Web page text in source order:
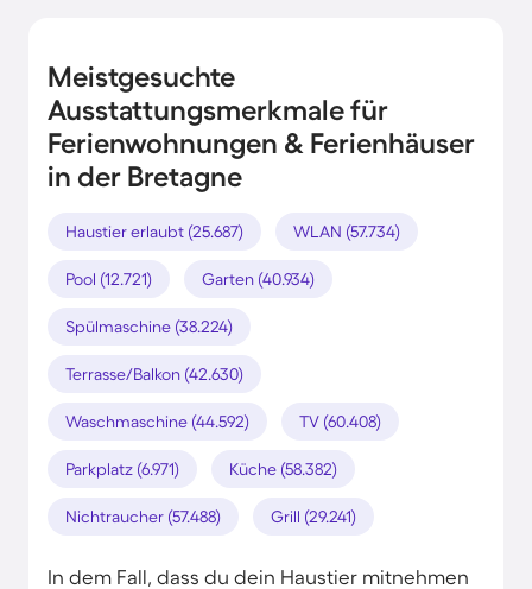
Meistgesuchte
Ausstattungsmerkmale für
Ferienwohnungen & Ferienhäuser
in der Bretagne
Haustier erlaubt (25.687) WLAN (57.734)
Pool (12.721) Garten (40.934)
Spülmaschine (38.224)
Terrasse/Balkon (42.630)
Waschmaschine (44.592) TV (60.408)
Parkplatz (6.971) Küche (58.382)
Nichtraucher (57.488) Grill (29.241)
In dem Fall, dass du dein Haustier mitnehmen